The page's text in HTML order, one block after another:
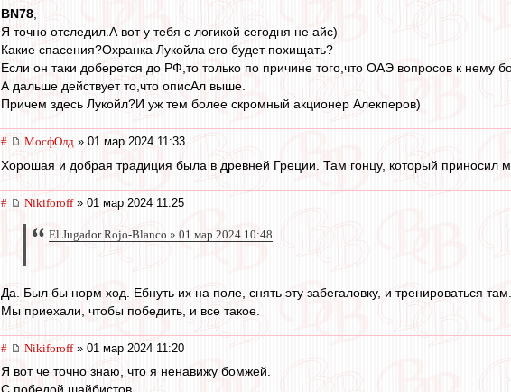
BN78,
Я точно отследил.А вот у тебя с логикой сегодня не айс)
Какие спасения?Охранка Лукойла его будет похищать?
Если он таки доберется до РФ,то только по причине того,что ОАЭ вопросов к нему
А дальше действует то,что описАл выше.
Причем здесь Лукойл?И уж тем более скромный акционер Алекперов)
# МосфОлд » 01 мар 2024 11:33
Хорошая и добрая традиция была в древней Греции. Там гонцу, который приносил
# Nikiforoff» 01 мар 2024 11:25
El Jugador Rojo-Blanco » 01 мар 2024 10:48
Да. Был бы норм ход. Ебнуть их на поле, снять эту забегаловку, и тренироваться там.
Мы приехали, чтобы победить, и все такое.
# Nikiforoff» 01 мар 2024 11:20
Я вот че точно знаю, что я ненавижу бомжей.